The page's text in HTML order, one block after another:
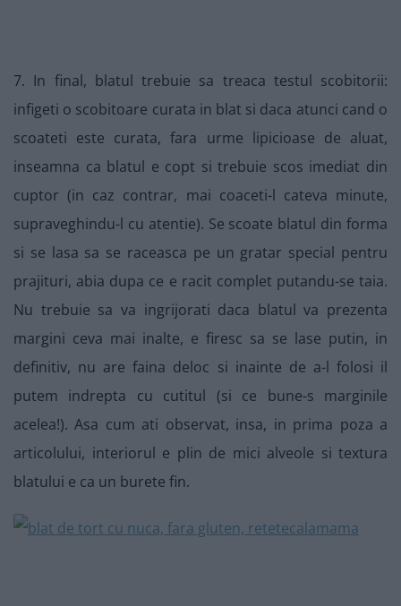
7. In final, blatul trebuie sa treaca testul scobitorii:
infigeti o scobitoare curata in blat si daca atunci cand o
scoateti este curata, fara urme lipicioase de aluat,
inseamna ca blatul e copt si trebuie scos imediat din
cuptor (in caz contrar, mai coaceti-l cateva minute,
supraveghindu-l cu atentie). Se scoate blatul din forma
si se lasa sa se raceasca pe un gratar special pentru
prajituri, abia dupa ce e racit complet putandu-se taia.
Nu trebuie sa va ingrijorati daca blatul va prezenta
margini ceva mai inalte, e firesc sa se lase putin, in
definitiv, nu are faina deloc si inainte de a-l folosi il
putem indrepta cu cutitul (si ce bune-s marginile
acelea!). Asa cum ati observat, insa, in prima poza a
articolului, interiorul e plin de mici alveole si textura
blatului e ca un burete fin.